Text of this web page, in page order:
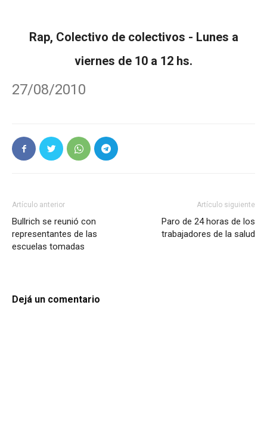
Rap, Colectivo de colectivos - Lunes a
viernes de 10 a 12 hs.
27/08/2010
Artículo anterior
Bullrich se reunió con
representantes de las
escuelas tomadas
Artículo siguiente
Paro de 24 horas de los
trabajadores de la salud
Dejá un comentario